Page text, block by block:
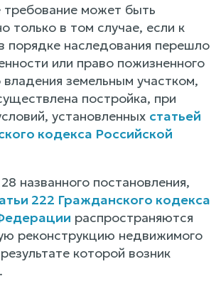
может быть
только в том случае, если к
порядке наследования перешло
или право пожизненного
владения земельным участком,
постройка, при
установленных статьей
кодекса Российской
названного постановления,
222 Гражданского кодекса
распространяются
реконструкцию недвижимого
которой возник